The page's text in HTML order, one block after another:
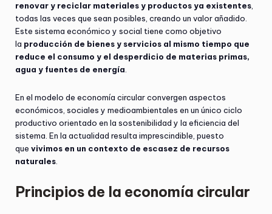
renovar y reciclar materiales y productos ya existentes
todas las veces que sean posibles, creando un valor añadido.
Este sistema económico y social tiene como objetivo
la producción de bienes y servicios al mismo tiempo que
reduce el consumo y el desperdicio de materias primas,
agua y fuentes de energía
En el modelo de economía circular convergen aspectos
económicos, sociales y medioambientales en un único ciclo
productivo orientado en la sostenibilidad y la eficiencia del
sistema. En la actualidad resulta imprescindible, puesto
que vivimos en un contexto de escasez de recursos
naturales
Principios de la economía circular